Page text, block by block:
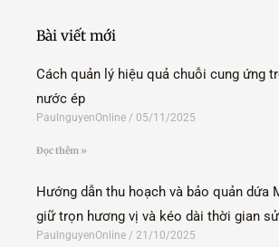
k
Bài viết mới
Cách quản lý hiệu quả chuỗi cung ứng
nước ép
PaulnguyenOnline 05/11/2025
Đọc thêm »
Hướng dẫn thu hoạch và bảo quản dứa
giữ trọn hương vị và kéo dài thời gian
PaulnguyenOnline 21/10/2025